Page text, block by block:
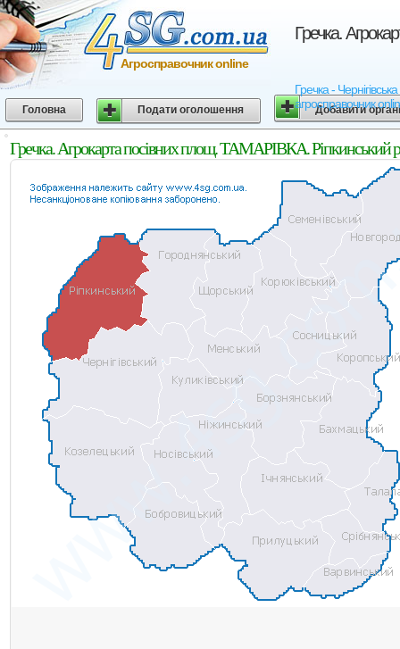
Гречка.
Гречка -
агросправочник
Агросправочник online
Головна Подати оголошення Добавити
Гречка. Агрокарта посівних площ. ТАМАРІВКА. Ріпкинський